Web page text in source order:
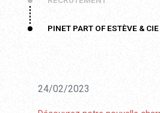
PINET PART OF ESTÈVE & CIE
24/02/2023